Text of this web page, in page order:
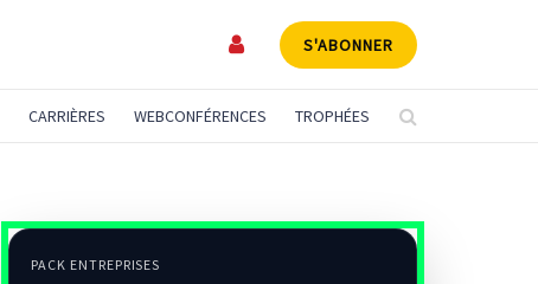
S'ABONNER
CARRIÈRES WEBCONFÉRENCES TROPHÉES
PACK ENTREPRISES